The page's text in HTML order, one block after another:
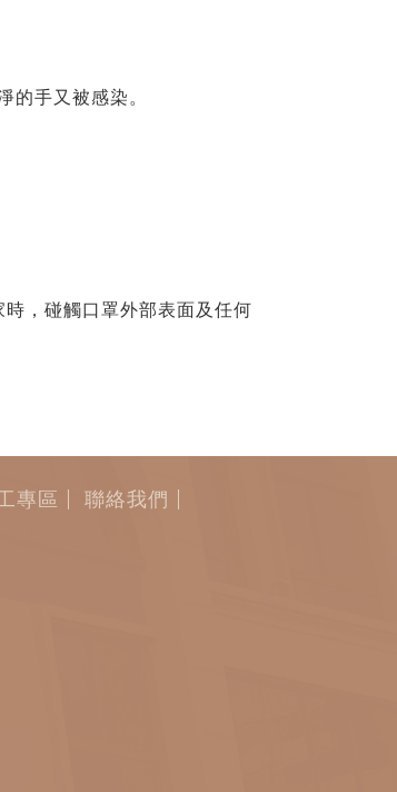
的手又被感染。
，碰觸口罩外部表面及任何
專區 聯絡我們